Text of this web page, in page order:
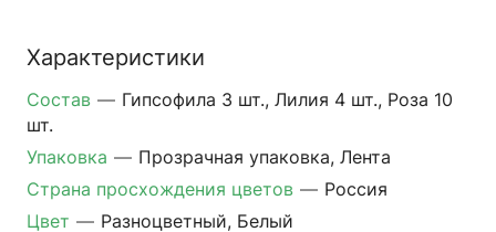
Характеристики
Состав — Гипсофила 3 шт., Лилия 4 шт., Роза 10
шт.
Упаковка — Прозрачная упаковка, Лента
Страна просхождения цветов — Россия
Цвет — Разноцветный, Белый